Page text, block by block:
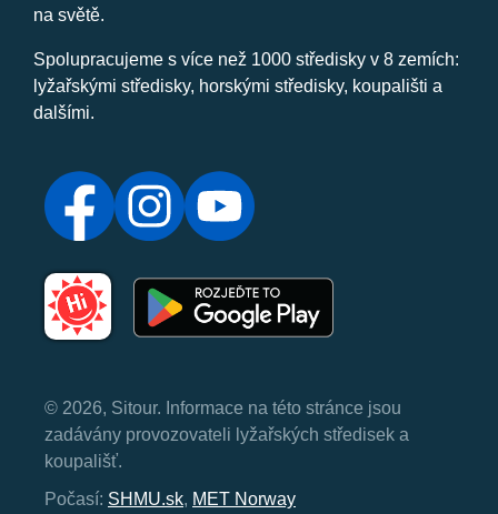
na světě.
Spolupracujeme s více než 1000 středisky v 8 zemích:
lyžařskými středisky, horskými středisky, koupališti a
dalšími.
© 2026, Sitour. Informace na této stránce jsou
zadávány provozovateli lyžařských středisek a
koupališť.
Počasí: SHMU.sk, MET Norway